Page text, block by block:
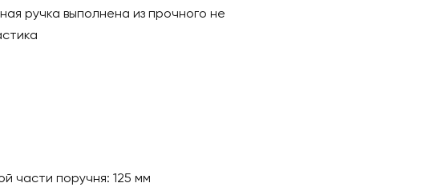
ручка выполнена из прочного не
части поручня: 125 мм